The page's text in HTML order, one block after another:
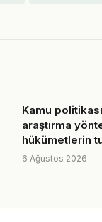
Kamu
araştırma
hükümetlerin
6 Ağustos 2026